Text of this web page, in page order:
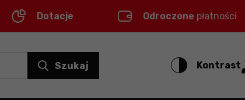
Dotacje Odroczone płatności
Szukaj Kontrast